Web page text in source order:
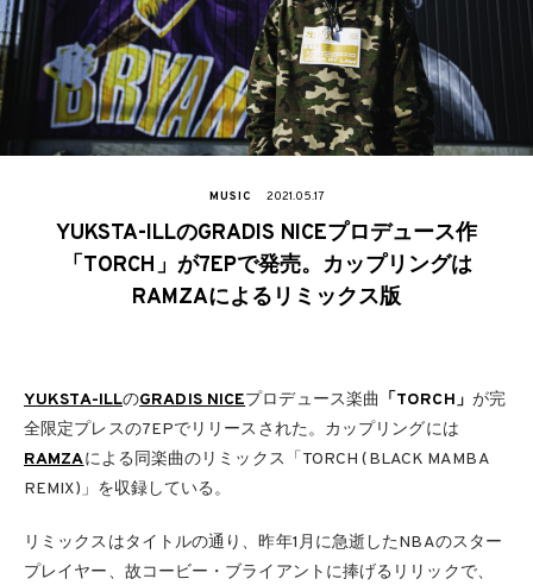
MUSIC 2021.05.17
YUKSTA-ILLのGRADIS NICEプロデュース作
「TORCH」が7EPで発売。カップリングは
RAMZAによるリミックス版
YUKSTA-ILLのGRADIS NICEプロデュース楽曲 「TORCH」 が完
全限定プレスの7EPでリリースされた。カップリングには
RAMZAによる同楽曲のリミックス「TORCH (BLACK MAMBA
REMIX)」を収録している。
リミックスはタイトルの通り、昨年1月に急逝したNBAのスター
プレイヤー、故コービー・ブライアントに捧げるリリックで、